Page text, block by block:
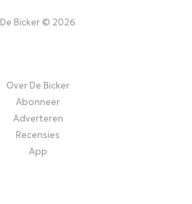
De Bicker © 2026
Over De Bicker
Abonneer
Adverteren
Recensies
App